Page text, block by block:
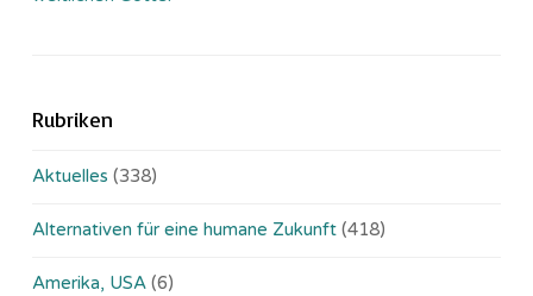
Rubriken
Aktuelles (338)
Alternativen für eine humane Zukunft (418)
Amerika, USA (6)